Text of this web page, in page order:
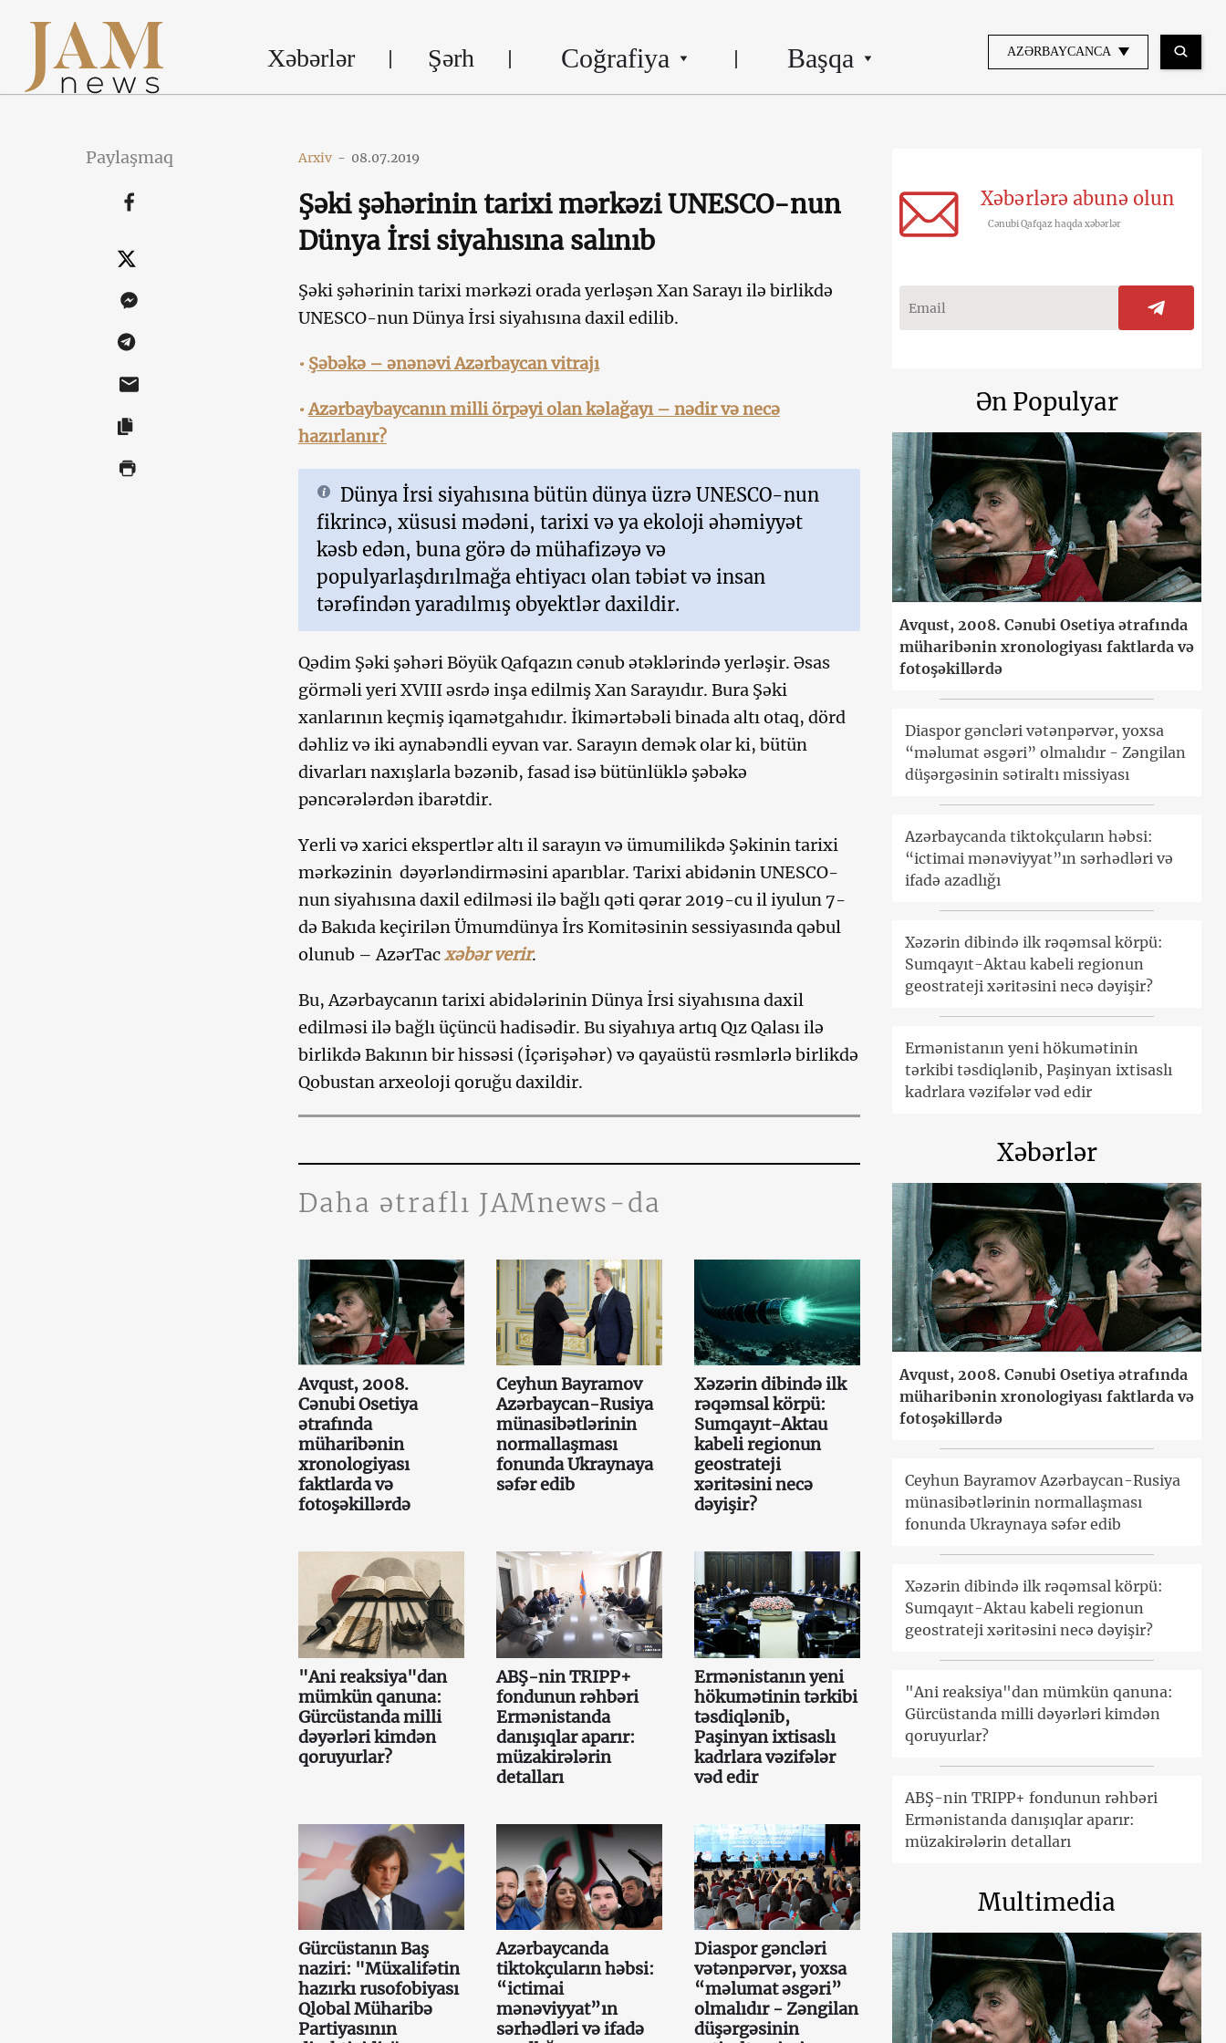
Xəbərlər Şərh Coğrafiya Başqa AZƏRBAYCANCA
Paylaşmaq Arxiv - 08.07.2019
Şəki şəhərinin tarixi mərkəzi UNESCO-nun
Dünya İrsi siyahısına salınıb
Şəki şəhərinin tarixi mərkəzi orada yerləşən Xan Sarayı ilə birlikdə
UNESCO-nun Dünya İrsi siyahısına daxil edilib.
• Şəbəkə – ənənəvi Azərbaycan vitrajı
•Azərbaybaycanın milli örpəyi olan kəlağayı – nədir və necə
hazırlanır?
Dünya İrsi siyahısına bütün dünya üzrə UNESCO-nun
fikrincə, xüsusi mədəni, tarixi və ya ekoloji əhəmiyyət
kəsb edən, buna görə də mühafizəyə və
populyarlaşdırılmağa ehtiyacı olan təbiət və insan
tərəfindən yaradılmış obyektlər daxildir.
Qədim Şəki şəhəri Böyük Qafqazın cənub ətəklərində yerləşir. Əsas
görməli yeri XVIII əsrdə inşa edilmiş Xan Sarayıdır. Bura Şəki
xanlarının keçmiş iqamətgahıdır. İkimərtəbəli binada altı otaq, dörd
dəhliz və iki aynabəndli eyvan var. Sarayın demək olar ki, bütün
divarları naxışlarla bəzənib, fasad isə bütünlüklə şəbəkə
pəncərələrdən ibarətdir.
Yerli və xarici ekspertlər altı il sarayın və ümumilikdə Şəkinin tarixi
mərkəzinin dəyərləndirməsini aparıblar. Tarixi abidənin UNESCO-
nun siyahısına daxil edilməsi ilə bağlı qəti qərar 2019-cu il iyulun 7-
də Bakıda keçirilən Ümumdünya İrs Komitəsinin sessiyasında qəbul
olunub – AzərTacxəbər verir.
Bu, Azərbaycanın tarixi abidələrinin Dünya İrsi siyahısına daxil
edilməsi ilə bağlı üçüncü hadisədir. Bu siyahıya artıq Qız Qalası ilə
birlikdə Bakının bir hissəsi (İçərişəhər) və qayaüstü rəsmlərlə birlikdə
Qobustan arxeoloji qoruğu daxildir.
Daha ətraflı JAMnews-da
Avqust, 2008.
Cənubi Osetiya
ətrafında
müharibənin
xronologiyası
faktlarda və
fotoşəkillərdə
Ceyhun Bayramov
Azərbaycan-Rusiya
münasibətlərinin
normallaşması
fonunda Ukraynaya
səfər edib
Xəzərin dibində ilk
rəqəmsal körpü:
Sumqayıt-Aktau
kabeli regionun
geostrateji
xəritəsini necə
dəyişir?
"Ani reaksiya"dan
mümkün qanuna:
Gürcüstanda milli
dəyərləri kimdən
qoruyurlar?
ABŞ-nin TRIPP+
fondunun rəhbəri
Ermənistanda
danışıqlar aparır:
müzakirələrin
detalları
Ermənistanın yeni
hökumətinin tərkibi
təsdiqlənib,
Paşinyan ixtisaslı
kadrlara vəzifələr
vəd edir
Gürcüstanın Baş
naziri: "Müxalifətin
hazırkı rusofobiyası
Qlobal Müharibə
Partiyasının
Azərbaycanda
tiktokçuların həbsi:
“ictimai
mənəviyyat”ın
sərhədləri və ifadə
Diaspor gəncləri
vətənpərvər, yoxsa
“məlumat əsgəri”
olmalıdır - Zəngilan
düşərgəsinin
Xəbərlərə abunə olun
Cənubi Qafqaz haqda xəbərlər
Ən Populyar
Avqust, 2008. Cənubi Osetiya ətrafında
müharibənin xronologiyası faktlarda və
fotoşəkillərdə
Diaspor gəncləri vətənpərvər, yoxsa
“məlumat əsgəri” olmalıdır - Zəngilan
düşərgəsinin sətiraltı missiyası
Azərbaycanda tiktokçuların həbsi:
“ictimai mənəviyyat”ın sərhədləri və
ifadə azadlığı
Xəzərin dibində ilk rəqəmsal körpü:
Sumqayıt-Aktau kabeli regionun
geostrateji xəritəsini necə dəyişir?
Ermənistanın yeni hökumətinin
tərkibi təsdiqlənib, Paşinyan ixtisaslı
kadrlara vəzifələr vəd edir
Xəbərlər
Avqust, 2008. Cənubi Osetiya ətrafında
müharibənin xronologiyası faktlarda və
fotoşəkillərdə
Ceyhun Bayramov Azərbaycan-Rusiya
münasibətlərinin normallaşması
fonunda Ukraynaya səfər edib
Xəzərin dibində ilk rəqəmsal körpü:
Sumqayıt-Aktau kabeli regionun
geostrateji xəritəsini necə dəyişir?
"Ani reaksiya"dan mümkün qanuna:
Gürcüstanda milli dəyərləri kimdən
qoruyurlar?
ABŞ-nin TRIPP+ fondunun rəhbəri
Ermənistanda danışıqlar aparır:
müzakirələrin detalları
Multimedia